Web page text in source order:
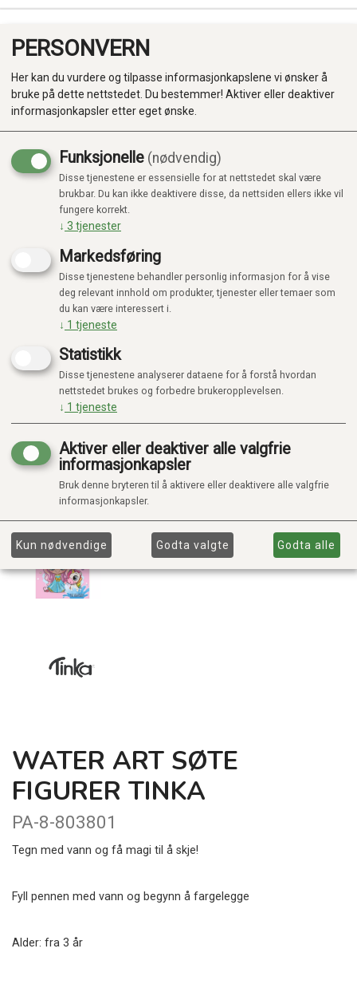
Produkter
Kategorier
WATER ART SØTE
FIGURER TINKA
PA-8-803801
Tegn med vann og få magi til å skje!
Fyll pennen med vann og begynn å fargelegge
Alder: fra 3 år
PERSONVERN
Her kan du vurdere og tilpasse informasjonkapslene vi ønsker å
bruke på dette nettstedet. Du bestemmer! Aktiver eller deaktiver
informasjonkapsler etter eget ønske.
Funksjonelle (nødvendig)
Disse tjenestene er essensielle for at nettstedet skal være
brukbar. Du kan ikke deaktivere disse, da nettsiden ellers ikke vil
fungere korrekt.
↓ 3 tjenester
Markedsføring
Disse tjenestene behandler personlig informasjon for å vise
deg relevant innhold om produkter, tjenester eller temaer som
du kan være interessert i.
↓ 1 tjeneste
Statistikk
Disse tjenestene analyserer dataene for å forstå hvordan
nettstedet brukes og forbedre brukeropplevelsen.
↓ 1 tjeneste
Aktiver eller deaktiver alle valgfrie
informasjonkapsler
Bruk denne bryteren til å aktivere eller deaktivere alle valgfrie
informasjonkapsler.
Kun nødvendige Godta valgte Godta alle